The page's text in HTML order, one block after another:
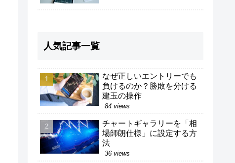
人気記事一覧
なぜ正しいエントリーでも
負けるのか？勝敗を分ける
建玉の操作
84 views
チャートギャラリーを「相
場師朗仕様」に設定する方
法
36 views